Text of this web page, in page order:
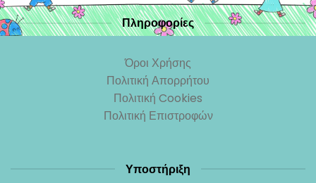
Πληροφορίες
Όροι Χρήσης
Πολιτική Απορρήτου
Πολιτική Cookies
Πολιτική Επιστροφών
Υποστήριξη